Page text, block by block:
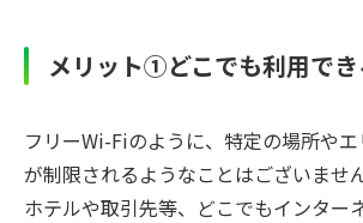
メリット①どこでも利用でき
フリーWi-Fiのように、特定の場所や
が制限されるようなことはございません
ホテルや取引先等、どこでもインター